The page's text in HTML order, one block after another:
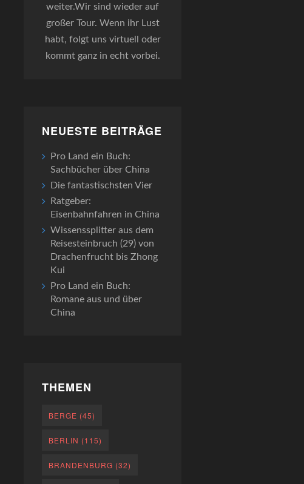
weiter.Wir sind wieder auf
großer Tour. Wenn ihr Lust
habt, folgt uns virtuell oder
kommt ganz in echt vorbei.
NEUESTE BEITRÄGE
Pro Land ein Buch:
Sachbücher über China
Die fantastischsten Vier
Ratgeber:
Eisenbahnfahren in China
Wissenssplitter aus dem
Reisesteinbruch (29) von
Drachenfrucht bis Zhong
Kui
Pro Land ein Buch:
Romane aus und über
China
THEMEN
BERGE (45)
BERLIN (115)
BRANDENBURG (32)